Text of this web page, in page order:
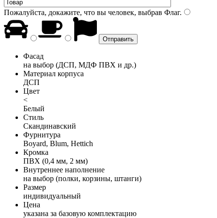
Пожалуйста, докажите, что вы человек, выбрав Флаг.
Фасад
на выбор (ДСП, МДФ ПВХ и др.)
Материал корпуса
ДСП
Цвет
<
Белый
Стиль
Скандинавский
Фурнитура
Boyard, Blum, Hettich
Кромка
ПВХ (0,4 мм, 2 мм)
Внутреннее наполнение
на выбор (полки, корзины, штанги)
Размер
индивидуальный
Цена
указана за базовую комплектацию